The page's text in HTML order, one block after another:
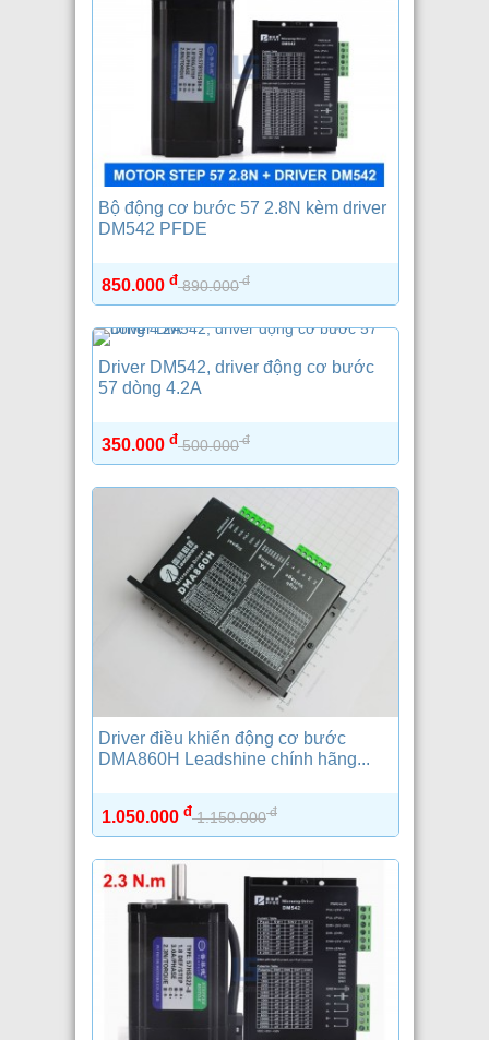
Bộ động cơ bước 57 2.8N kèm driver
DM542 PFDE
850.000 đ890.000đ
Driver DM542, driver động cơ bước
57 dòng 4.2A
350.000 đ500.000đ
Driver điều khiển động cơ bước
DMA860H Leadshine chính hãng...
1.050.000 đ1.150.000đ